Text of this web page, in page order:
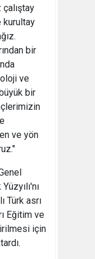
çalıştay
kurultay
bir
ve
bir
ve yön
Türk asrı
Eğitim ve
için